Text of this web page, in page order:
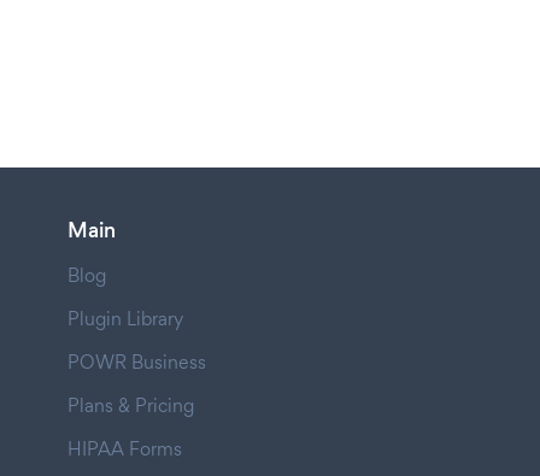
Main
Blog
Plugin Library
POWR Business
Plans & Pricing
HIPAA Forms